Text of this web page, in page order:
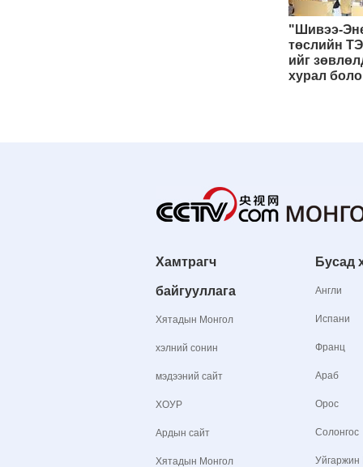
"Шивээ-
төслийн
ийг
хурал
Хамтрагч
байгууллага
Хятадын Монгол
хэлний сонин
мэдээний сайт
ХОУР
Ардын сайт
Хятадын Монгол
Бусад
Англи
Испани
Франц
Араб
Орос
Солонгос
Уйгаржин